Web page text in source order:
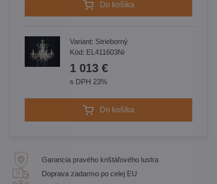
Do košíka
Variant: Strieborný
Kód: EL411603Ni
1 013 €
s DPH 23%
Do košíka
Garancia pravého krištáľového lustra
Doprava zadarmo po celej EU